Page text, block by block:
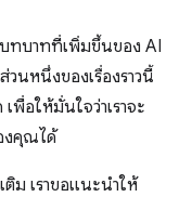
บทบาทที่เพิ่มขึ้นของ AI
นหนึ่งของเรื่องราวนี้
พื่อให้มั่นใจว่าเราจะ
งคุณได้
ติม เราขอแนะนำให้